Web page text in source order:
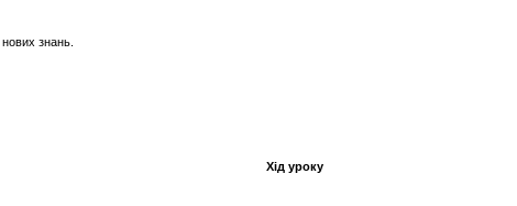
знань.
Хід уроку